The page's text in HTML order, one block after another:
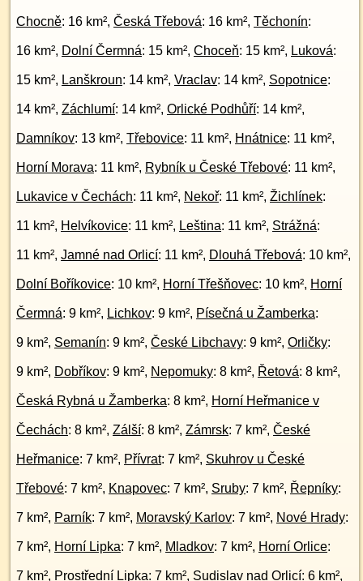
Chocně: 16 km², Česká Třebová: 16 km², Těchonín:
16 km², Dolní Čermná: 15 km², Choceň: 15 km², Luková:
15 km², Lanškroun: 14 km², Vraclav: 14 km², Sopotnice:
14 km², Záchlumí: 14 km², Orlické Podhůří: 14 km²,
Damníkov: 13 km², Třebovice: 11 km², Hnátnice: 11 km²,
Horní Morava: 11 km², Rybník u České Třebové: 11 km²,
Lukavice v Čechách: 11 km², Nekoř: 11 km², Žichlínek:
11 km², Helvíkovice: 11 km², Leština: 11 km², Strážná:
11 km², Jamné nad Orlicí: 11 km², Dlouhá Třebová: 10 km²,
Dolní Boříkovice: 10 km², Horní Třešňovec: 10 km², Horní
Čermná: 9 km², Lichkov: 9 km², Písečná u Žamberka:
9 km², Semanín: 9 km², České Libchavy: 9 km², Orličky:
9 km², Dobříkov: 9 km², Nepomuky: 8 km², Řetová: 8 km²,
Česká Rybná u Žamberka: 8 km², Horní Heřmanice v
Čechách: 8 km², Zálší: 8 km², Zámrsk: 7 km², České
Heřmanice: 7 km², Přívrat: 7 km², Skuhrov u České
Třebové: 7 km², Knapovec: 7 km², Sruby: 7 km², Řepníky:
7 km², Parník: 7 km², Moravský Karlov: 7 km², Nové Hrady:
7 km², Horní Lipka: 7 km², Mladkov: 7 km², Horní Orlice:
7 km², Prostřední Lipka: 7 km², Sudislav nad Orlicí: 6 km²,